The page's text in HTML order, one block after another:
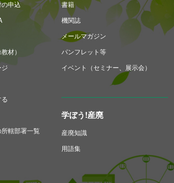
申込
材）
轄部署一覧
書籍
機関誌
メールマガジン
パンフレット等
イベント（セミナー、展示会）
学ぼう!産廃
産廃知識
用語集